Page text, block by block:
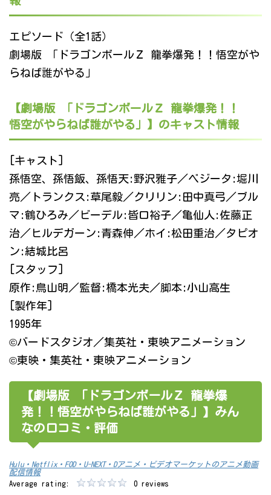
エピソード（全1話）
劇場版 「ドラゴンボールＺ 龍拳爆発！！悟空がや
らねば誰がやる」
【劇場版 「ドラゴンボールＺ 龍拳爆発！！
悟空がやらねば誰がやる」】のキャスト情報
[キャスト]
孫悟空、孫悟飯、孫悟天:野沢雅子／ベジータ:堀川
亮／トランクス:草尾毅／クリリン:田中真弓／ブル
マ:鶴ひろみ／ビーデル:皆口裕子／亀仙人:佐藤正
治／ヒルデガーン:青森伸／ホイ:松田重治／タピオ
ン:結城比呂
[スタッフ]
原作:鳥山明／監督:橋本光夫／脚本:小山高生
[製作年]
1995年
©バードスタジオ／集英社・東映アニメーション
©東映・集英社・東映アニメーション
【劇場版 「ドラゴンボールＺ 龍拳爆
発！！悟空がやらねば誰がやる」】みん
なの口コミ・評価
Hulu・Netflix・FOD・U-NEXT・Dアニメ・ビデオマーケットのアニメ動画
配信情報
Average rating:
0 reviews